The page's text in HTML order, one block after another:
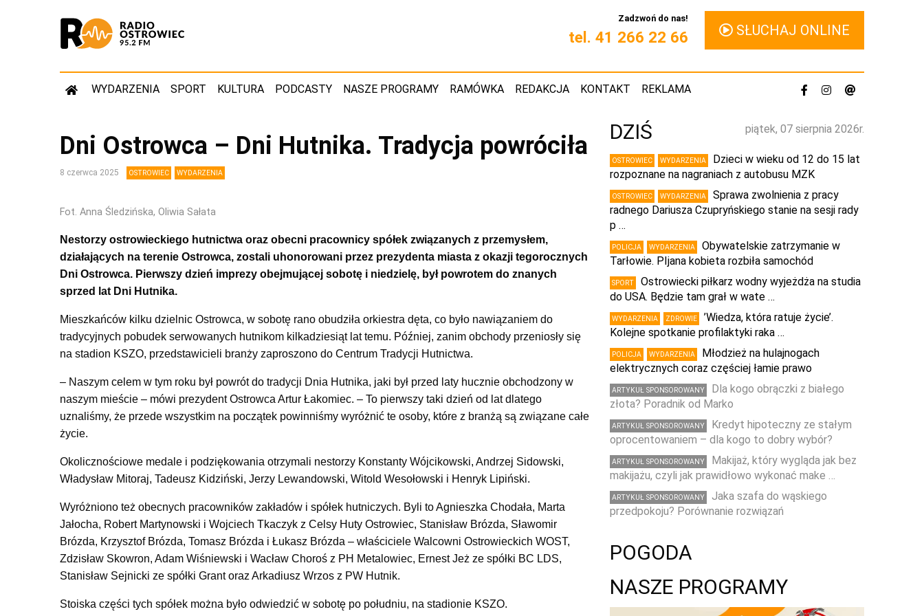
Zadzwoń do nas!
tel. 41 266 22 66 SŁUCHAJ ONLINE
WYDARZENIA SPORT KULTURA PODCASTY NASZE PROGRAMY RAMÓWKA REDAKCJA KONTAKT REKLAMA
Dni Ostrowca – Dni Hutnika. Tradycja powróciła
8 czerwca 2025 OSTROWIEC WYDARZENIA
Fot. Anna Śledzińska, Oliwia Sałata
Nestorzy ostrowieckiego hutnictwa oraz obecni pracownicy spółek związanych z przemysłem,
działających na terenie Ostrowca, zostali uhonorowani przez prezydenta miasta z okazji tegorocznych
Dni Ostrowca. Pierwszy dzień imprezy obejmującej sobotę i niedzielę, był powrotem do znanych
sprzed lat Dni Hutnika.
Mieszkańców kilku dzielnic Ostrowca, w sobotę rano obudziła orkiestra dęta, co było nawiązaniem do
tradycyjnych pobudek serwowanych hutnikom kilkadziesiąt lat temu. Później, zanim obchody przeniosły się
na stadion KSZO, przedstawicieli branży zaproszono do Centrum Tradycji Hutnictwa.
– Naszym celem w tym roku był powrót do tradycji Dnia Hutnika, jaki był przed laty hucznie obchodzony w
naszym mieście – mówi prezydent Ostrowca Artur Łakomiec. – To pierwszy taki dzień od lat dlatego
uznaliśmy, że przede wszystkim na początek powinniśmy wyróżnić te osoby, które z branżą są związane całe
życie.
Okolicznościowe medale i podziękowania otrzymali nestorzy Konstanty Wójcikowski, Andrzej Sidowski,
Władysław Mitoraj, Tadeusz Kidziński, Jerzy Lewandowski, Witold Wesołowski i Henryk Lipiński.
Wyróżniono też obecnych pracowników zakładów i spółek hutniczych. Byli to Agnieszka Chodała, Marta
Jałocha, Robert Martynowski i Wojciech Tkaczyk z Celsy Huty Ostrowiec, Stanisław Brózda, Sławomir
Brózda, Krzysztof Brózda, Tomasz Brózda i Łukasz Brózda – właściciele Walcowni Ostrowieckich WOST,
Zdzisław Skowron, Adam Wiśniewski i Wacław Choroś z PH Metalowiec, Ernest Jeż ze spółki BC LDS,
Stanisław Sejnicki ze spółki Grant oraz Arkadiusz Wrzos z PW Hutnik.
Stoiska części tych spółek można było odwiedzić w sobotę po południu, na stadionie KSZO.
piątek, 07 sierpnia 2026r.
DZIŚ
OSTROWIEC WYDARZENIA
Dzieci w wieku od 12 do 15 lat
rozpoznane na nagraniach z autobusu MZK
OSTROWIEC WYDARZENIA
Sprawa zwolnienia z pracy
radnego Dariusza Czupryńskiego stanie na sesji rady
p …
POLICJA WYDARZENIA
Obywatelskie zatrzymanie w
Tarłowie. PIjana kobieta rozbiła samochód
SPORT
Ostrowiecki piłkarz wodny wyjeżdża na studia
do USA. Będzie tam grał w wate …
WYDARZENIA ZDROWIE
’Wiedza, która ratuje życie’.
Kolejne spotkanie profilaktyki raka …
POLICJA WYDARZENIA
Młodzież na hulajnogach
elektrycznych coraz częściej łamie prawo
ARTYKUŁ SPONSOROWANY
Dla kogo obrączki z białego
złota? Poradnik od Marko
ARTYKUŁ SPONSOROWANY
Kredyt hipoteczny ze stałym
oprocentowaniem – dla kogo to dobry wybór?
ARTYKUŁ SPONSOROWANY
Makijaż, który wygląda jak bez
makijażu, czyli jak prawidłowo wykonać make …
ARTYKUŁ SPONSOROWANY
Jaka szafa do wąskiego
przedpokoju? Porównanie rozwiązań
POGODA
NASZE PROGRAMY